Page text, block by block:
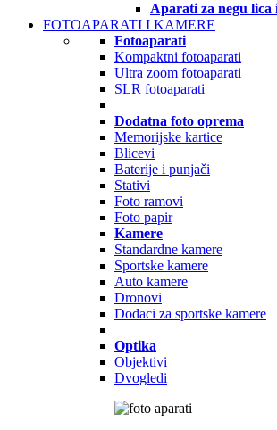
Aparati za negu lica
FOTOAPARATI I KAMERE
Fotoaparati
Kompaktni fotoaparati
Ultra zoom fotoaparati
SLR fotoaparati
Dodatna foto oprema
Memorijske kartice
Blicevi
Baterije i punjači
Stativi
Foto ramovi
Foto papir
Kamere
Standardne kamere
Sportske kamere
Auto kamere
Dronovi
Dodaci za sportske kamere
Optika
Objektivi
Dvogledi